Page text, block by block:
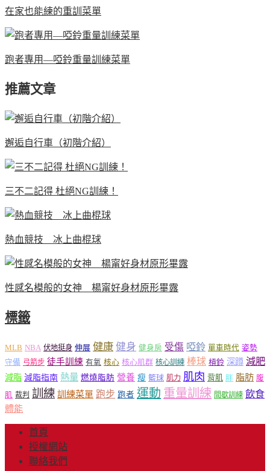
在家也能練的重訓菜單
跑者專用—啞鈴重量訓練菜單
推薦文章
邂逅自行車（初階介紹）
三不二記得 杜絕NG訓練！
熱血競技 冰上曲棍球
性感名模般的女神 楊甯好身材原形畢露
標籤
MLB NBA 伏地挺身 伸展 健康 健身 健身房 受傷 啞鈴 單車時代 姿勢
守備 弓箭步 徒手訓練 有氧 核心 核心肌群 核心訓練 棒球 槓鈴 深蹲 減肥
減脂 減脂指南 熱量 燃燒脂肪 營養 瘦 籃球 肌力 肌肉 背肌 胖 脂肪 腹
肌 裁判 訓練 訓練菜單 跑步 跑者 運動 重量訓練 間歇訓練 飲食
體能
首頁
授權網站
聯絡我們